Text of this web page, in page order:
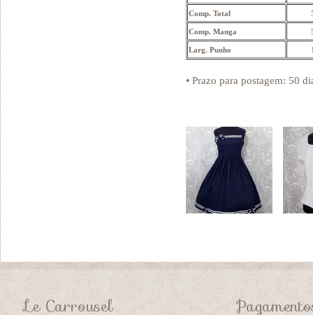
Comp. Total
Comp. Manga
Larg. Punho
• Prazo para postagem: 50
Le Carrousel